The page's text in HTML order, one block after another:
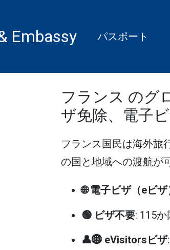
Embassy パスポート
フランス のグ
ザ免除、電子
フランス国民は海外旅
の国と地域への渡航が
🌐 電子ビザ（eビザ
🟢 ビザ不要: 115か
👤🌐 eVisitorsビザ